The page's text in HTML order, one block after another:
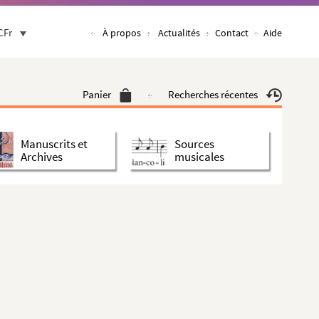
À propos Actualités Contact Aide
Panier Recherches récentes
Manuscrits et
Archives
Sources
musicales